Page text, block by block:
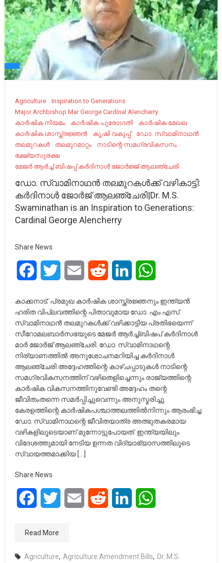
Agriculture
Inspiration to Generations
Major Archbishop Mar George Cardinal Alencherry
കാർഷിക നിയമം
കാർഷിക പുരോഗതി
കാർഷിക മേഖല
കാർഷിക ശാസ്ത്രജ്ഞൻ
കൃഷി വകുപ്പ്
ഡോ. സ്വാമിനാഥൻ
തലമുറകൾ
തലമുറമാറ്റം
നാടിന്റെ സമഗ്രവികസനം
ഭക്ഷ്യസുരക്ഷ
മേജർ ആർച്ച് ബിഷപ്പ് കർദിനാൾ ജോർജ്ജ് ആലഞ്ചേരി
ഡോ. സ്വാമിനാഥൻ തലമുറകൾക്ക് വഴികാട്ടി:
കർദിനാൾ ജോർജ് ആലഞ്ചേരി|Dr. M.S.
Swaminathan is an Inspiration to Generations:
Cardinal George Alencherry
Share News
FacebookTwitter Email Reddit LinkedIn
കാക്കനാട്: പ്രമുഖ കാർഷിക ശാസ്ത്രജ്ഞനും ഇന്ത്യൻ
ഹരിത വിപ്ലവത്തിന്റെ പിതാവുമായ ഡോ. എം.എസ്.
സ്വാമിനാഥൻ തലമുറകൾക്ക് വഴിക്കാട്ടിയ പ്രതിഭയെന്ന്
സീറോമലബാർസഭയുടെ മേജർ ആർച്ച്ബിഷപ് കർദിനാൾ
മാർ ജോർജ് ആലഞ്ചേരി. ഡോ. സ്വാമിനാഥന്റെ
നിര്യാണത്തിൽ അനുശോചനമറിയിച്ച കർദിനാൾ
ആലഞ്ചേരി അദ്ദേഹത്തിന്റെ കാഴ്ചപ്പാടുകൾ നാടിന്റെ
സമഗ്രവികസനത്തിന് വഴിതെളിച്ചെന്നും രാജ്യത്തിന്റെ
കാർഷിക വികസനത്തിനുവേണ്ടി അദ്ദേഹം തന്റെ
ജീവിതംതന്നെ സമർപ്പിച്ചുവെന്നും അനുസ്മരിച്ചു.
കേരളത്തിന്റെ കാർഷികപശ്ചാത്തലത്തിൽനിന്നും ആരംഭിച്ച
ഡോ. സ്വാമിനാഥന്റെ ജീവിതയാത്ര അത്ഭുതകരമായ
വഴികളിലൂടെയാണ് മുന്നോട്ടുപോയത്. ഇന്ത്യയിലും
വിദേശത്തുമായി നേടിയ ഉന്നത വിദ്യാഭ്യാസത്തിലൂടെ
സ്വായത്തമാക്കിയ […]
Share News
FacebookTwitter Email Reddit LinkedIn
Read More
Agriculture, Agriculture Amendment Bills, Dr. M.S.